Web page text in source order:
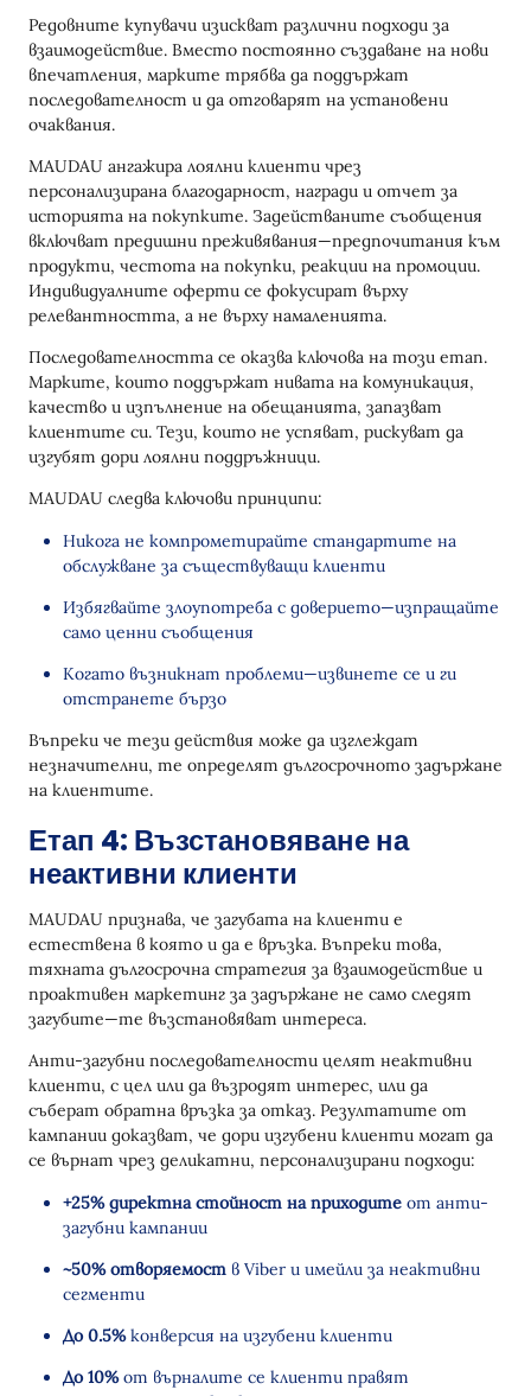
Редовните купувачи изискват различни подходи за
взаимодействие. Вместо постоянно създаване на нови
впечатления, марките трябва да поддържат
последователност и да отговарят на установени
очаквания.
MAUDAU ангажира лоялни клиенти чрез
персонализирана благодарност, награди и отчет за
историята на покупките. Задействаните съобщения
включват предишни преживявания—предпочитания към
продукти, честота на покупки, реакции на промоции.
Индивидуалните оферти се фокусират върху
релевантността, а не върху намаленията.
Последователността се оказва ключова на този етап.
Марките, които поддържат нивата на комуникация,
качество и изпълнение на обещанията, запазват
клиентите си. Тези, които не успяват, рискуват да
изгубят дори лоялни поддръжници.
MAUDAU следва ключови принципи:
Никога не компрометирайте стандартите на
обслужване за съществуващи клиенти
Избягвайте злоупотреба с доверието—изпращайте
само ценни съобщения
Когато възникнат проблеми—извинете се и ги
отстранете бързо
Въпреки че тези действия може да изглеждат
незначителни, те определят дългосрочното задържане
на клиентите.
Етап 4: Възстановяване на
неактивни клиенти
MAUDAU признава, че загубата на клиенти е
естествена в която и да е връзка. Въпреки това,
тяхната дългосрочна стратегия за взаимодействие и
проактивен маркетинг за задържане не само следят
загубите—те възстановяват интереса.
Анти-загубни последователности целят неактивни
клиенти, с цел или да възродят интерес, или да
съберат обратна връзка за отказ. Резултатите от
кампании доказват, че дори изгубени клиенти могат да
се върнат чрез деликатни, персонализирани подходи:
+25% директна стойност на приходите от анти-
загубни кампании
~50% отворяемост в Viber и имейли за неактивни
сегменти
До 0.5%конверсия на изгубени клиенти
До 10%от върналите се клиенти правят